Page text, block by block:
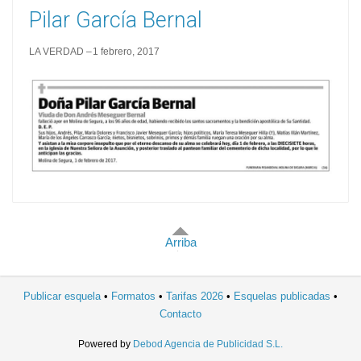
Pilar García Bernal
LA VERDAD 1 febrero, 2017
Arriba
Publicar esquela Formatos Tarifas 2026
Esquelas publicadas
Contacto
Powered by Debod Agencia de Publicidad S.L.